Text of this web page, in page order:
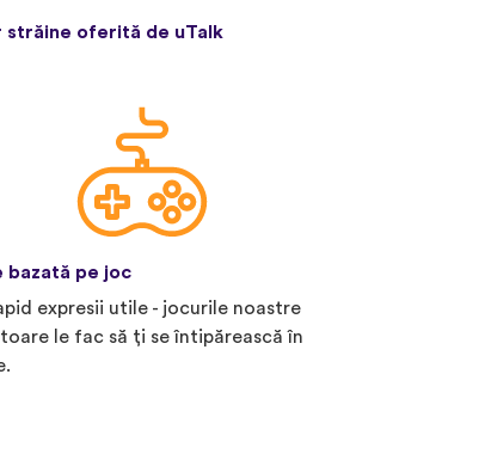
străine oferită de uTalk
bazată pe joc
expresii utile - jocurile noastre
le fac să ți se întipărească în